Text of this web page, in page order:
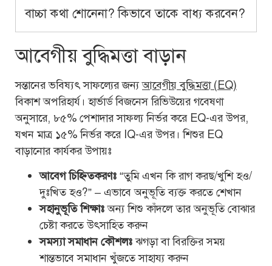
বাচ্চা কথা শোনেনা? কিভাবে তাকে বাধ্য করবেন?
আবেগীয় বুদ্ধিমত্তা বাড়ান
সন্তানের ভবিষ্যৎ সাফল্যের জন্যআবেগীয় বুদ্ধিমত্তা (EQ)
বিকাশ অপরিহার্য। হার্ভার্ড বিজনেস রিভিউয়ের গবেষণা
অনুসারে, ৮৫% পেশাদার সাফল্য নির্ভর করে EQ-এর উপর,
যখন মাত্র ১৫% নির্ভর করে IQ-এর উপর। শিশুর EQ
বাড়ানোর কার্যকর উপায়ঃ
আবেগ চিহ্নিতকরণঃ “তুমি এখন কি রাগ করছ/খুশি হও/
দুঃখিত হও?” – এভাবে অনুভূতি ব্যক্ত করতে শেখান
সহানুভূতি শিক্ষাঃঅন্য শিশু কাঁদলে তার অনুভূতি বোঝার
চেষ্টা করতে উৎসাহিত করুন
সমস্যা সমাধান কৌশলঃঝগড়া বা বিরক্তির সময়
শান্তভাবে সমাধান খুঁজতে সাহায্য করুন